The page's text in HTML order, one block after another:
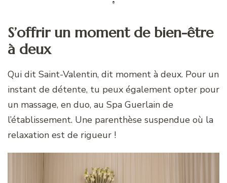
S’offrir un moment de bien-être
à deux
Qui dit Saint-Valentin, dit moment à deux. Pour un
instant de détente, tu peux également opter pour
un massage, en duo, au Spa Guerlain de
l’établissement. Une parenthèse suspendue où la
relaxation est de rigueur !